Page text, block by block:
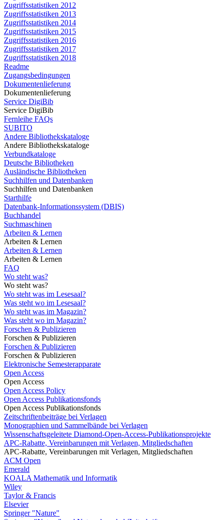
Zugriffsstatistiken 2012
Zugriffsstatistiken 2013
Zugriffsstatistiken 2014
Zugriffsstatistiken 2015
Zugriffsstatistiken 2016
Zugriffsstatistiken 2017
Zugriffsstatistiken 2018
Readme
Zugangsbedingungen
Dokumentenlieferung
Dokumentenlieferung
Service DigiBib
Service DigiBib
Fernleihe FAQs
SUBITO
Andere Bibliothekskataloge
Andere Bibliothekskataloge
Verbundkataloge
Deutsche Bibliotheken
Ausländische Bibliotheken
Suchhilfen und Datenbanken
Suchhilfen und Datenbanken
Starthilfe
Datenbank-Informationssystem (DBIS)
Buchhandel
Suchmaschinen
Arbeiten & Lernen
Arbeiten & Lernen
Arbeiten & Lernen
Arbeiten & Lernen
FAQ
Wo steht was?
Wo steht was?
Wo steht was im Lesesaal?
Was steht wo im Lesesaal?
Wo steht was im Magazin?
Was steht wo im Magazin?
Forschen & Publizieren
Forschen & Publizieren
Forschen & Publizieren
Forschen & Publizieren
Elektronische Semesterapparate
Open Access
Open Access
Open Access Policy
Open Access Publikationsfonds
Open Access Publikationsfonds
Zeitschriftenbeiträge bei Verlagen
Monographien und Sammelbände bei Verlagen
Wissenschaftsgeleitete Diamond-Open-Access-Publikationsprojekte
APC-Rabatte, Vereinbarungen mit Verlagen, Mitgliedschaften
APC-Rabatte, Vereinbarungen mit Verlagen, Mitgliedschaften
ACM Open
Emerald
KOALA Mathematik und Informatik
Wiley
Taylor & Francis
Elsevier
Springer "Nature"